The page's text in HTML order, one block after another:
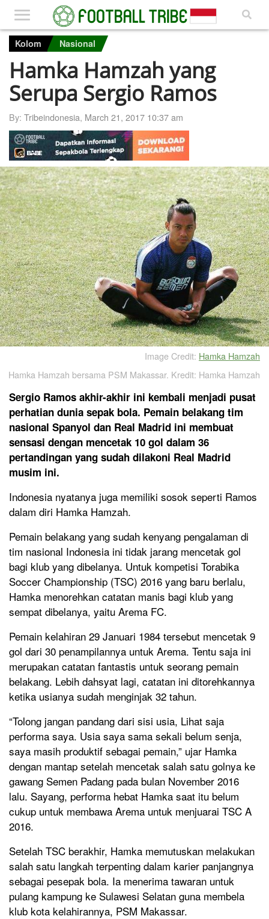
Kolom Nasional
Hamka Hamzah yang
Serupa Sergio Ramos
By: Tribeindonesia, March 21, 2017 10:37 am
Image Credit: Hamka Hamzah
Hamka Hamzah bersama PSM Makassar. Kredit: Hamka Hamzah
Sergio Ramos akhir-akhir ini kembali menjadi pusat
perhatian dunia sepak bola. Pemain belakang tim
nasional Spanyol dan Real Madrid ini membuat
sensasi dengan mencetak 10 gol dalam 36
pertandingan yang sudah dilakoni Real Madrid
musim ini.
Indonesia nyatanya juga memiliki sosok seperti Ramos
dalam diri Hamka Hamzah.
Pemain belakang yang sudah kenyang pengalaman di
tim nasional Indonesia ini tidak jarang mencetak gol
bagi klub yang dibelanya. Untuk kompetisi Torabika
Soccer Championship (TSC) 2016 yang baru berlalu,
Hamka menorehkan catatan manis bagi klub yang
sempat dibelanya, yaitu Arema FC.
Pemain kelahiran 29 Januari 1984 tersebut mencetak 9
gol dari 30 penampilannya untuk Arema. Tentu saja ini
merupakan catatan fantastis untuk seorang pemain
belakang. Lebih dahsyat lagi, catatan ini ditorehkannya
ketika usianya sudah menginjak 32 tahun.
“Tolong jangan pandang dari sisi usia, Lihat saja
performa saya. Usia saya sama sekali belum senja,
saya masih produktif sebagai pemain,” ujar Hamka
dengan mantap setelah mencetak salah satu golnya ke
gawang Semen Padang pada bulan November 2016
lalu. Sayang, performa hebat Hamka saat itu belum
cukup untuk membawa Arema untuk menjuarai TSC A
2016.
Setelah TSC berakhir, Hamka memutuskan melakukan
salah satu langkah terpenting dalam karier panjangnya
sebagai pesepak bola. Ia menerima tawaran untuk
pulang kampung ke Sulawesi Selatan guna membela
klub kota kelahirannya, PSM Makassar.